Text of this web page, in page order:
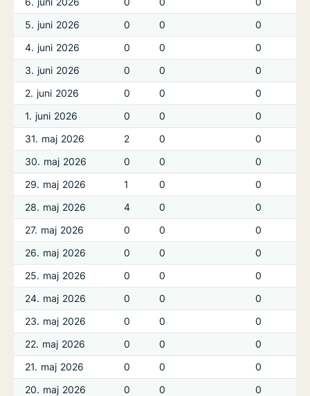
5. juni 2026
0 0
0
4. juni 2026
0 0
0
3. juni 2026
0 0
0
2. juni 2026
0 0
0
1. juni 2026
0 0
0
31. maj 2026
2 0
0
30. maj 2026
0 0
0
29. maj 2026
1 0
0
28. maj 2026
4 0
0
27. maj 2026
0 0
0
26. maj 2026
0 0
0
25. maj 2026
0 0
0
24. maj 2026
0 0
0
23. maj 2026
0 0
0
22. maj 2026
0 0
0
21. maj 2026
0 0
0
20. maj 2026
0 0
0